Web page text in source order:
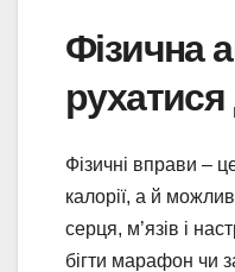
Фізична
Фізичні вправи –
калорії, а й
серця, м’язів і
бігти марафон чи